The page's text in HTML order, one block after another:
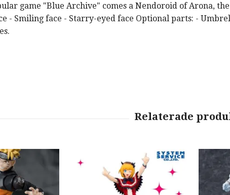
game "Blue Archive" comes a Nendoroid of Arona,
- Smiling face - Starry-eyed face Optional parts: -